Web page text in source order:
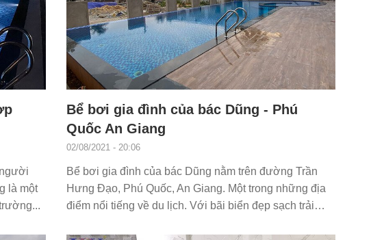
là một
Bể bơi gia đình của bác Dũng - Phú
Quốc An Giang
02/08/2021 - 20:06
Bể bơi gia đình của bác Dũng nằm trên đường Trần
Hưng Đạo, Phú Quốc, An Giang. Một trong những địa
điểm nổi tiếng về du lịch. Với bãi biển đẹp sạch trải